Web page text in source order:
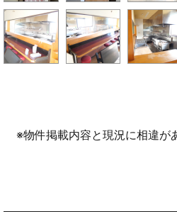
※物件掲載内容と現況に相違が